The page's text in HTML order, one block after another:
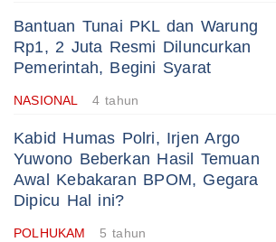
Bantuan Tunai PKL dan Warung
Rp1, 2 Juta Resmi Diluncurkan
Pemerintah, Begini Syarat
NASIONAL 4 tahun
Kabid Humas Polri, Irjen Argo
Yuwono Beberkan Hasil Temuan
Awal Kebakaran BPOM, Gegara
Dipicu Hal ini?
POLHUKAM 5 tahun